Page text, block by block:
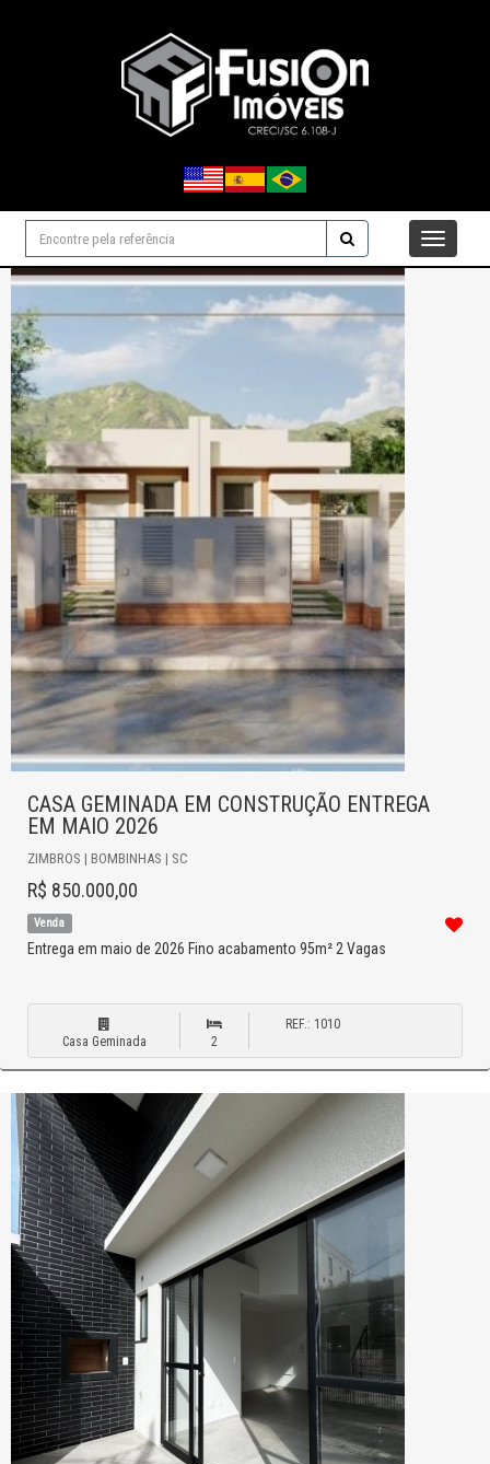
Navegaçåo
CASA GEMINADA EM CONSTRUÇÃO ENTREGA
EM MAIO 2026
ZIMBROS | BOMBINHAS | SC
R$ 850.000,00
Venda
Entrega em maio de 2026 Fino acabamento 95m² 2 Vagas
Casa Geminada 2
REF.: 1010